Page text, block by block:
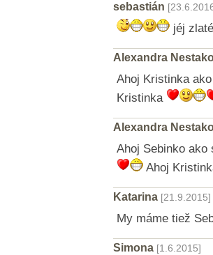
sebastián
jéj
Alexandra
Ahoj Kristinka
Kristinka
Alexandra
Ahoj Sebinko ako
Ahoj
Katarina [21.9.2015]
My máme tiež
Simona [1.6.2015]